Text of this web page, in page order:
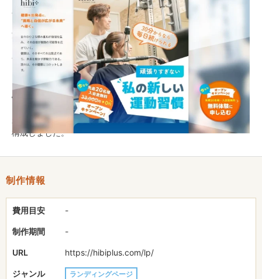
新規開業に伴うサービス紹介LP（ランディングページ）の制作
「池尻大橋 パーソナルジム」等のエリア検索やSNS広告からの
流入受け皿となる、サービス公式サイト兼LPを構築。競合が多
いエリアにおいて、他社との差別化要素を明確にし、入会および
無料体験へのコンバージョンを最大化するための構成・デザイン
を実施。
「パーソナルジムは敷居が高い、キツそう」という初心者が抱く
心理的ハードルを解消するため、ブランドコンセプトである「続
くをデザインする」を視覚化。 日常生活の延長線として感じら
れるよう、親しみやすさと清潔感を両立させたトーン＆マナーで
構成しました。
制作情報
費用目安 -
制作期間 -
URL https://hibiplus.com/lp/
ジャンル ランディングページ